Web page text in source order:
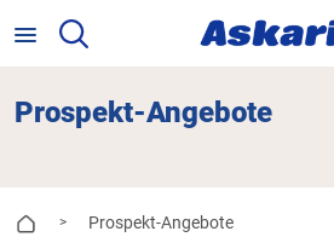
Prospekt-Angebote
> Prospekt-Angebote